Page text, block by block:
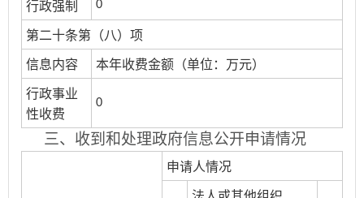
行政强制 0
第二十条第（八）项
信息内容 本年收费金额（单位：万元）
行政事业
性收费
0
三、收到和处理政府信息公开申请情况
申请人情况